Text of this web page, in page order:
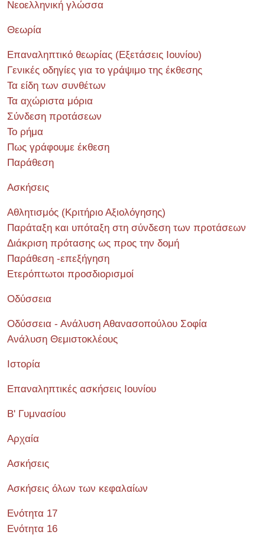
Νεοελληνική γλώσσα
Θεωρία
Επαναληπτικό θεωρίας (Εξετάσεις Ιουνίου)
Γενικές οδηγίες για το γράψιμο της έκθεσης
Τα είδη των συνθέτων
Τα αχώριστα μόρια
Σύνδεση προτάσεων
Το ρήμα
Πως γράφουμε έκθεση
Παράθεση
Ασκήσεις
Αθλητισμός (Κριτήριο Αξιολόγησης)
Παράταξη και υπόταξη στη σύνδεση των προτάσεων
Διάκριση πρότασης ως προς την δομή
Παράθεση -επεξήγηση
Ετερόπτωτοι προσδιορισμοί
Οδύσσεια
Οδύσσεια - Ανάλυση Αθανασοπούλου Σοφία
Ανάλυση Θεμιστοκλέους
Ιστορία
Επαναληπτικές ασκήσεις Ιουνίου
Β' Γυμνασίου
Αρχαία
Ασκήσεις
Ασκήσεις όλων των κεφαλαίων
Ενότητα 17
Ενότητα 16